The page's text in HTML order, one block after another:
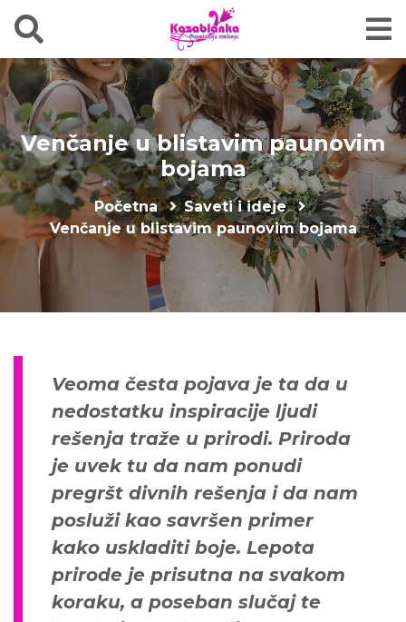
Venčanje u blistavim paunovim
bojama
Početna
Saveti i ideje
Venčanje u blistavim paunovim bojama
Veoma česta pojava je ta da u
nedostatku inspiracije ljudi
rešenja traže u prirodi. Priroda
je uvek tu da nam ponudi
pregršt divnih rešenja i da nam
posluži kao savršen primer
kako uskladiti boje. Lepota
prirode je prisutna na svakom
koraku, a poseban slučaj te